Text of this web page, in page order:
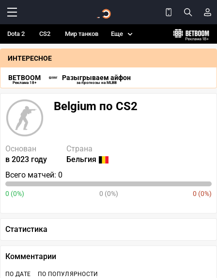
Dota 2 CS2 Мир танков Еще
ИНТЕРЕСНОЕ
BETBOOM
Реклама 18+
Разыгрываем айфон
за прогнозы на MLBB
Belgium по CS2
Основан
в 2023 году
Страна
Бельгия
Всего матчей: 0
0 (0%) 0 (0%) 0 (0%)
Статистика
Комментарии
ПО ДАТЕ ПО ПОПУЛЯРНОСТИ